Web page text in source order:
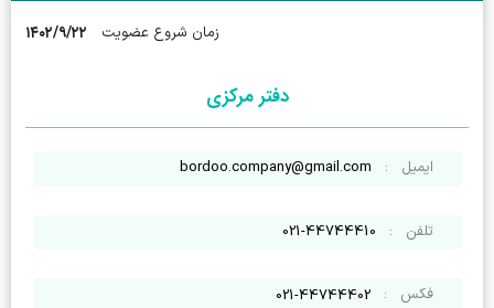
زمان شروع عضویت ۱۴۰۲/۹/۲۲
دفتر مرکزی
ایمیل :
bordoo.company@gmail.com
تلفن :
021-44744410
فکس :
021-44744402